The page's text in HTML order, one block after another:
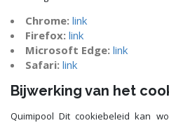
Chrome: link
Firefox: link
Microsoft Edge: link
Safari: link
Bijwerking van het
Quimipool Dit cookiebeleid kan